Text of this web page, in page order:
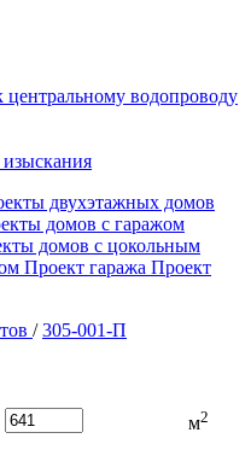
водопроводу
изыскания
двухэтажных домов
домов с гаражом
домов с цокольным
Проект гаража Проект
/ 305-001-П
м2